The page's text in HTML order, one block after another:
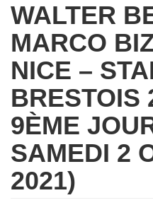
WALTER
MARCO
NICE –
BRESTOIS
9ÈME
SAMEDI 2
2021)